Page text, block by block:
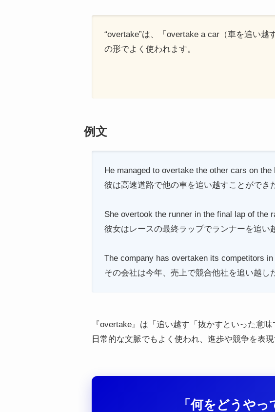
“overtake”は、「overtake a car（車を追い
の形でよく使われます。
例文
He managed to overtake the other cars on the
彼は高速道路で他の車を追い越すことができ
She overtook the runner in the final lap of the
彼女はレースの最終ラップでランナーを追い
The company has overtaken its competitors
その会社は今年、売上で競合他社を追い越し
『overtake』は「追い越す「抜かすといった意
日常的な文脈でもよく使われ、進歩や競争を表
「何をどうや